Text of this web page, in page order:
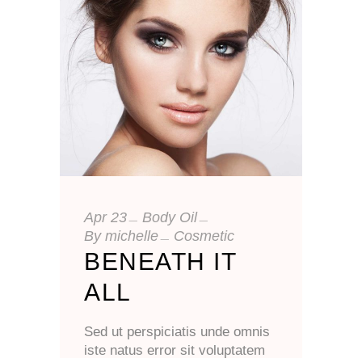
Apr 23
Body Oil
By michelle Cosmetic
BENEATH IT
ALL
Sed ut perspiciatis unde omnis
iste natus error sit voluptatem